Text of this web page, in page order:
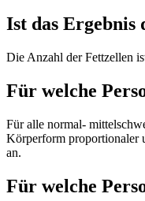
Ist das Ergebnis
Die Anzahl der Fettzellen
Für welche
Für alle normal-
Körperform proportionaler
an.
Für welche